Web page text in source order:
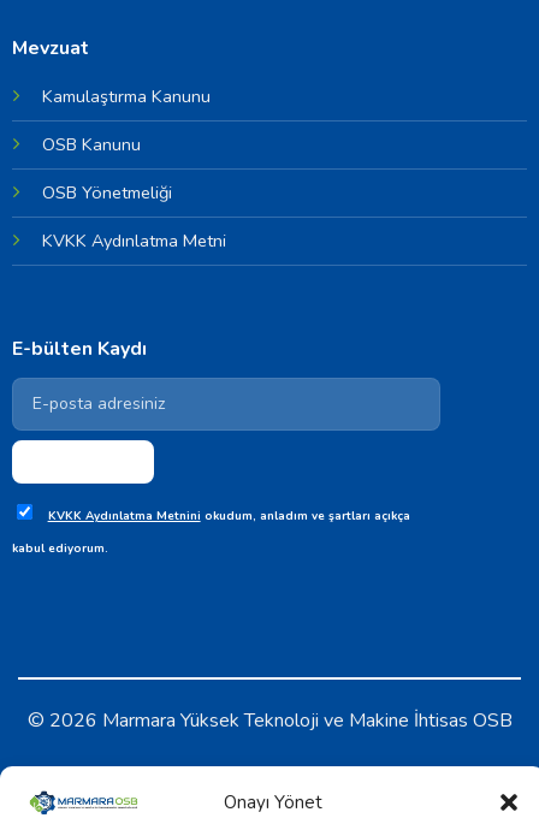
Onayı Yönet
Mevzuat
Kamulaştırma Kanunu
OSB Kanunu
OSB Yönetmeliği
KVKK Aydınlatma Metni
E-bülten Kaydı
KVKK Aydınlatma Metnini okudum, anladım ve şartları açıkça
kabul ediyorum.
© 2026 Marmara Yüksek Teknoloji ve Makine İhtisas OSB
KVKK Aydınlatma Metni-Çerez Politikası